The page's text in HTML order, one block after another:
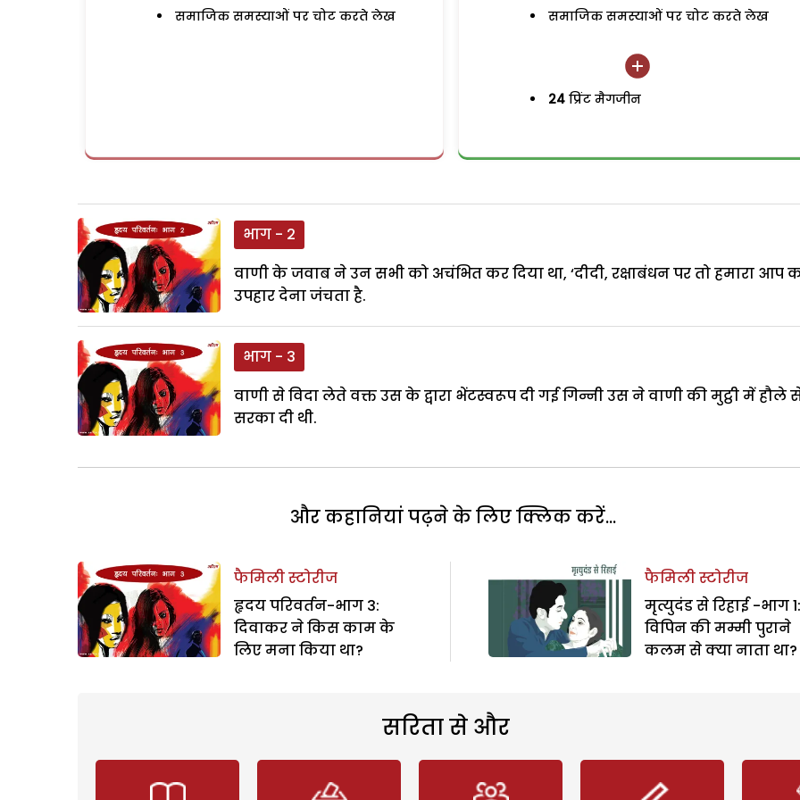
समाजिक समस्याओं पर चोट करते लेख समाजिक समस्याओं पर चोट करते लेख
24 प्रिंट मैगजीन
भाग - 2
वाणी के जवाब ने उन सभी को अचंभित कर दिया था, ‘दीदी, रक्षाबंधन पर तो हमारा आप
उपहार देना जंचता है.
भाग - 3
वाणी से विदा लेते वक्त उस के द्वारा भेंटस्वरूप दी गई गिन्नी उस ने वाणी की मुट्ठी में हौले
सरका दी थी.
और कहानियां पढ़ने के लिए क्लिक करें...
फैमिली स्टोरीज
हृदय परिवर्तन-भाग 3:
दिवाकर ने किस काम के
लिए मना किया था?
फैमिली स्टोरीज
मृत्युदंड से रिहाई -भाग 1:
विपिन की मम्मी पुराने
कलम से क्या नाता था?
सरिता से और